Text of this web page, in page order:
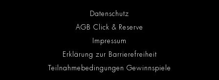
Datenschutz
AGB Click & Reserve
Impressum
Erklärung zur Barrierefreiheit
Teilnahmebedingungen Gewinnspiele